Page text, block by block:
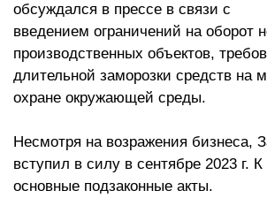
обсуждался в прессе в связи с
введением ограничений на оборот
производственных объектов,
длительной заморозки средств на
охране окружающей среды.
Несмотря на возражения бизнеса,
вступил в силу в сентябре 2023 г.
основные подзаконные акты.